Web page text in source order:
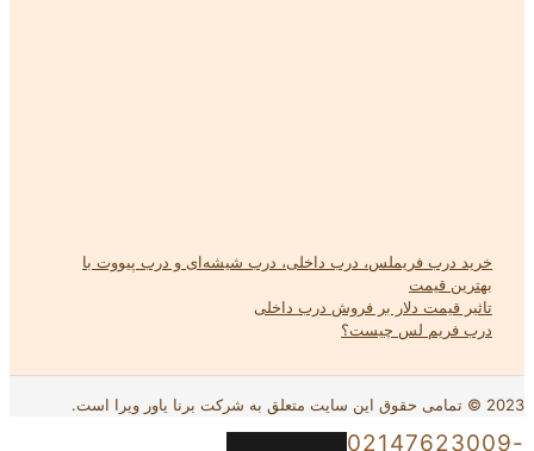
خرید درب فریملس، درب داخلی، درب شیشه‌ای و درب پیووت با
بهترین قیمت
تاثیر قیمت دلار بر فروش درب داخلی
درب فریم لس چیست؟
2023 © تمامی حقوق این سایت متعلق به شرکت برنا یاور ویرا است.
02147623009-